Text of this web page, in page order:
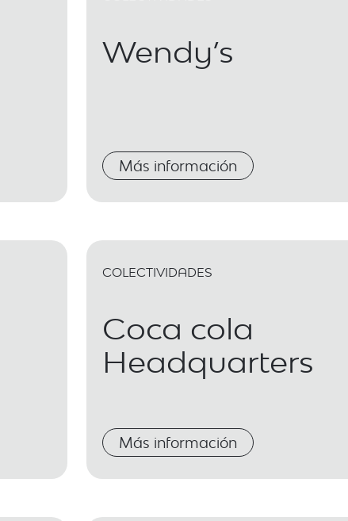
Wendy’s
Más información
COLECTIVIDADES
Coca cola
Headquarters
Más información